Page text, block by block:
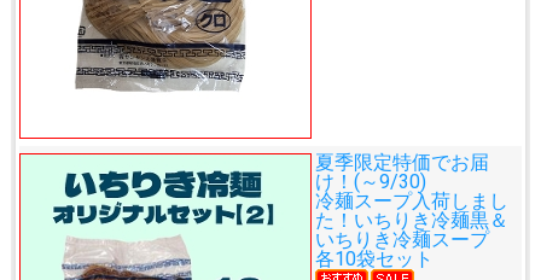
夏季限定特価でお届
け！(～9/30)
冷麺スープ入荷しまし
た！ いちりき冷麺黒＆
いちりき冷麺スープ
各10袋セット